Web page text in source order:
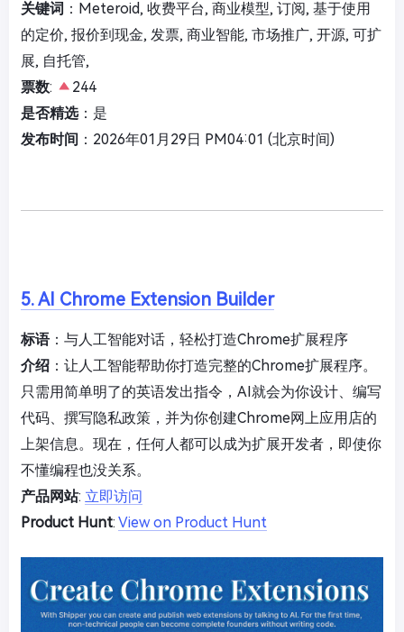
关键词 ：Meteroid, 收费平台, 商业模型, 订阅, 基于使用
的定价, 报价到现金, 发票, 商业智能, 市场推广, 开源, 可扩
展, 自托管,
票数:
244
是否精选：是
发布时间 ：2026年01月29日 PM04:01 (北京时间)
5. AI Chrome Extension Builder
标语：与人工智能对话，轻松打造Chrome扩展程序
介绍 ：让人工智能帮助你打造完整的Chrome扩展程序。
只需用简单明了的英语发出指令，AI就会为你设计、编写
代码、撰写隐私政策，并为你创建Chrome网上应用店的
上架信息。现在，任何人都可以成为扩展开发者，即使你
不懂编程也没关系。
产品网站: 立即访问
Product Hunt: View on Product Hunt